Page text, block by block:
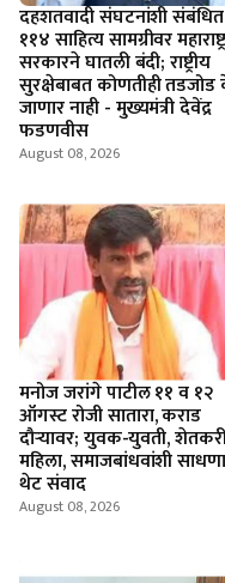
दहशतवादी संघटनांशी संबंधित
११४ साहित्य सामग्रीवर महाराष्ट्र
सरकारने घातली बंदी; राष्ट्रीय
सुरक्षेबाबत कोणतीही
जाणार नाही - मुख्यमंत्री देवेंद्र
फडणवीस
August 08, 2026
मनोज जरांगे पाटील ११ व १२
ऑगस्ट रोजी सातारा, कराड
दौऱ्यावर; युवक-युवती,
महिला, समाजबांधवांशी
थेट संवाद
August 08, 2026